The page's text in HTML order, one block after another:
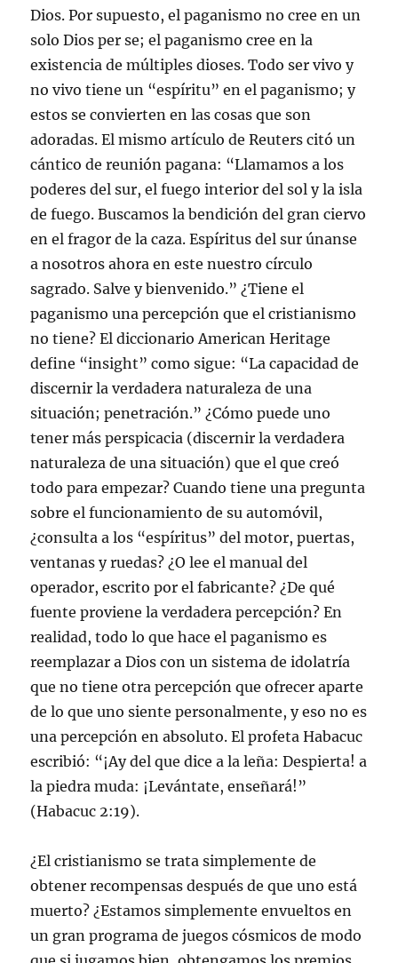
Dios. Por supuesto, el paganismo no cree en un
solo Dios per se; el paganismo cree en la
existencia de múltiples dioses. Todo ser vivo y
no vivo tiene un “espíritu” en el paganismo; y
estos se convierten en las cosas que son
adoradas. El mismo artículo de Reuters citó un
cántico de reunión pagana: “Llamamos a los
poderes del sur, el fuego interior del sol y la isla
de fuego. Buscamos la bendición del gran ciervo
en el fragor de la caza. Espíritus del sur únanse
a nosotros ahora en este nuestro círculo
sagrado. Salve y bienvenido.” ¿Tiene el
paganismo una percepción que el cristianismo
no tiene? El diccionario American Heritage
define “insight” como sigue: “La capacidad de
discernir la verdadera naturaleza de una
situación; penetración.” ¿Cómo puede uno
tener más perspicacia (discernir la verdadera
naturaleza de una situación) que el que creó
todo para empezar? Cuando tiene una pregunta
sobre el funcionamiento de su automóvil,
¿consulta a los “espíritus” del motor, puertas,
ventanas y ruedas? ¿O lee el manual del
operador, escrito por el fabricante? ¿De qué
fuente proviene la verdadera percepción? En
realidad, todo lo que hace el paganismo es
reemplazar a Dios con un sistema de idolatría
que no tiene otra percepción que ofrecer aparte
de lo que uno siente personalmente, y eso no es
una percepción en absoluto. El profeta Habacuc
escribió: “¡Ay del que dice a la leña: Despierta! a
la piedra muda: ¡Levántate, enseñará!”
(Habacuc 2:19).
¿El cristianismo se trata simplemente de
obtener recompensas después de que uno está
muerto? ¿Estamos simplemente envueltos en
un gran programa de juegos cósmicos de modo